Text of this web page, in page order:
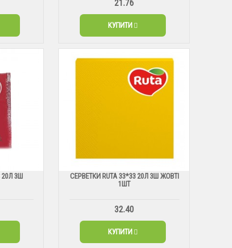
21.76
КУПИТИ
20Л 3Ш
СЕРВЕТКИ RUTA 33*33 20Л 3Ш ЖОВТІ
1ШТ
32.40
КУПИТИ